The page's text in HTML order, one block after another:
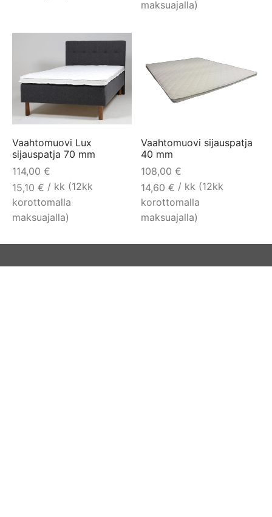
maksuajalla)
Vaahtomuovi Lux
sijauspatja 70 mm
114,00 €
15,10 € / kk (12kk
korottomalla
maksuajalla)
Vaahtomuovi sijauspatja
40 mm
108,00 €
14,60 € / kk (12kk
korottomalla
maksuajalla)